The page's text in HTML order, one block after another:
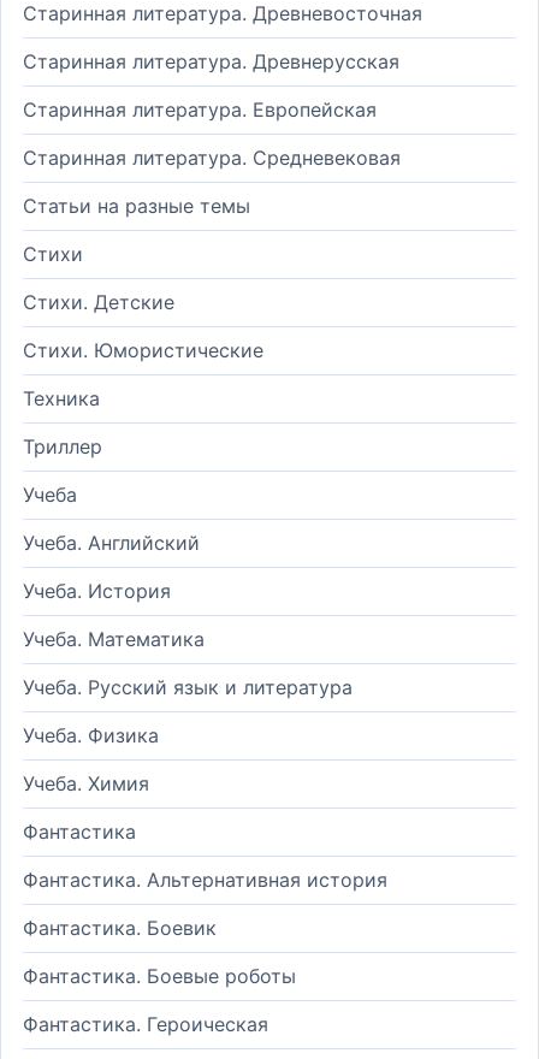
Старинная литература. Древневосточная
Старинная литература. Древнерусская
Старинная литература. Европейская
Старинная литература. Средневековая
Статьи на разные темы
Стихи
Стихи. Детские
Стихи. Юмористические
Техника
Триллер
Учеба
Учеба. Английский
Учеба. История
Учеба. Математика
Учеба. Русский язык и литература
Учеба. Физика
Учеба. Химия
Фантастика
Фантастика. Альтернативная история
Фантастика. Боевик
Фантастика. Боевые роботы
Фантастика. Героическая